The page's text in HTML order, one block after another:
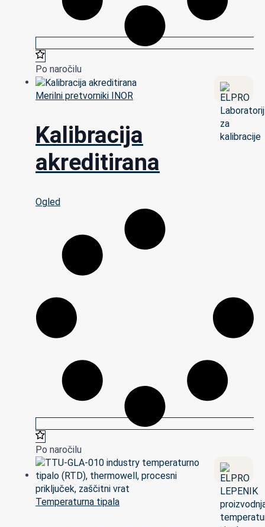
Po naročilu
Merilni pretvorniki INOR
Kalibracija
akreditirana
Ogled
Po naročilu
Temperaturna tipala